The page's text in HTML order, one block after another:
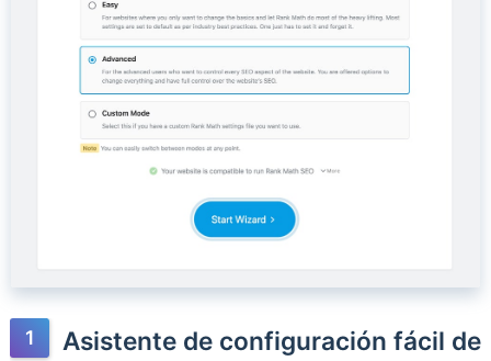
Asistente de configuración fácil de